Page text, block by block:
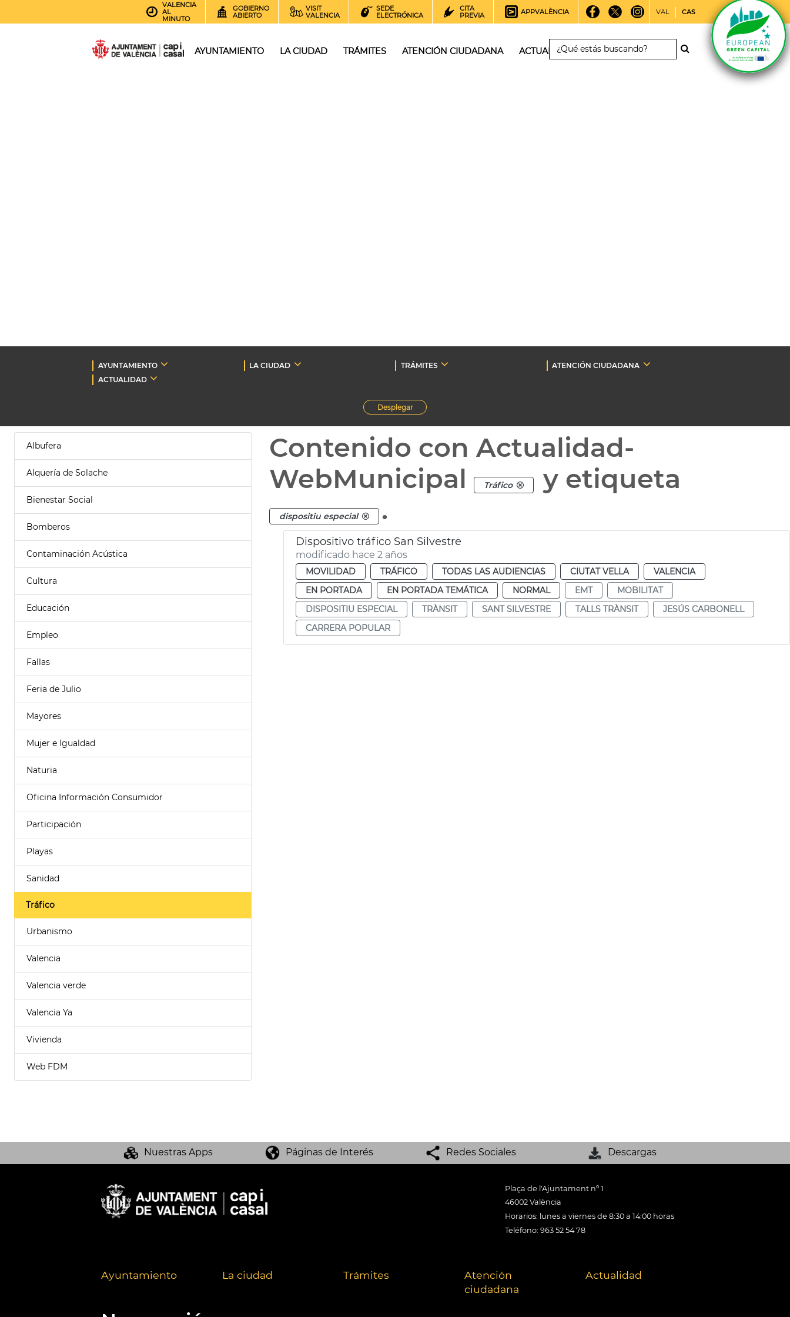
VALENCIA
AL
MINUTO
GOBIERNO
ABIERTO
VISIT
VALENCIA
SEDE
ELECTRÓNICA
CITA
PREVIA
APPVALÈNCIA VAL CAS
AYUNTAMIENTO LA CIUDAD TRÁMITES ATENCIÓN CIUDADANA ACTUALIDAD
AYUNTAMIENTO LA CIUDAD TRÁMITES
ATENCIÓN CIUDADANA
ACTUALIDAD
Desplegar
Albufera
Alquería de Solache
Bienestar Social
Bomberos
Contaminación Acústica
Cultura
Educación
Empleo
Fallas
Feria de Julio
Mayores
Mujer e Igualdad
Naturia
Oficina Información Consumidor
Participación
Playas
Sanidad
Tráfico
Urbanismo
Valencia
Valencia verde
Valencia Ya
Vivienda
Web FDM
Contenido con Actualidad-
WebMunicipal
Tráfico y etiqueta
dispositiu especial .
Dispositivo tráfico San Silvestre
modificado hace 2 años
MOVILIDAD TRÁFICO TODAS LAS AUDIENCIAS CIUTAT VELLA
VALENCIA
EN PORTADA
EN PORTADA TEMÁTICA NORMAL EMT
MOBILITAT
DISPOSITIU ESPECIAL
TRÀNSIT SANT SILVESTRE TALLS TRÀNSIT
JESÚS CARBONELL
CARRERA POPULAR
Nuestras Apps Páginas de Interés Redes Sociales Descargas
Plaça de l'Ajuntament nº 1
46002 València
Horarios: lunes a viernes de 8:30 a 14:00 horas
Teléfono: 963 52 54 78
Ayuntamiento La ciudad Trámites
Atención
ciudadana
Actualidad